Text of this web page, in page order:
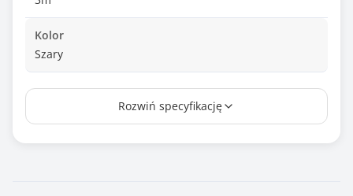
Kolor
Szary
Informacje dodatkowe
Średnica powłoki zewnętrznej: 6,5 mm
Klasa niepalności: zgodnie z normą IEC60332-1
Klasa bezhalogenowości: zgodnie z normą IEC60754-
Rozwiń specyfikację